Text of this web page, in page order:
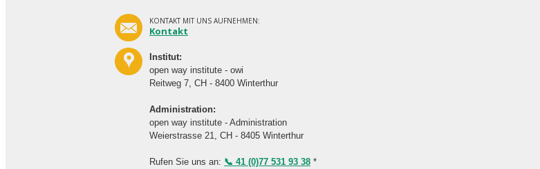
KONTAKT MIT UNS AUFNEHMEN:
Kontakt
Institut:
open way institute - owi
Reitweg 7, CH - 8400 Winterthur
Administration:
open way institute - Administration
Weierstrasse 21, CH - 8405 Winterthur
Rufen Sie uns an: 📞 41 (0)77 531 93 38 *